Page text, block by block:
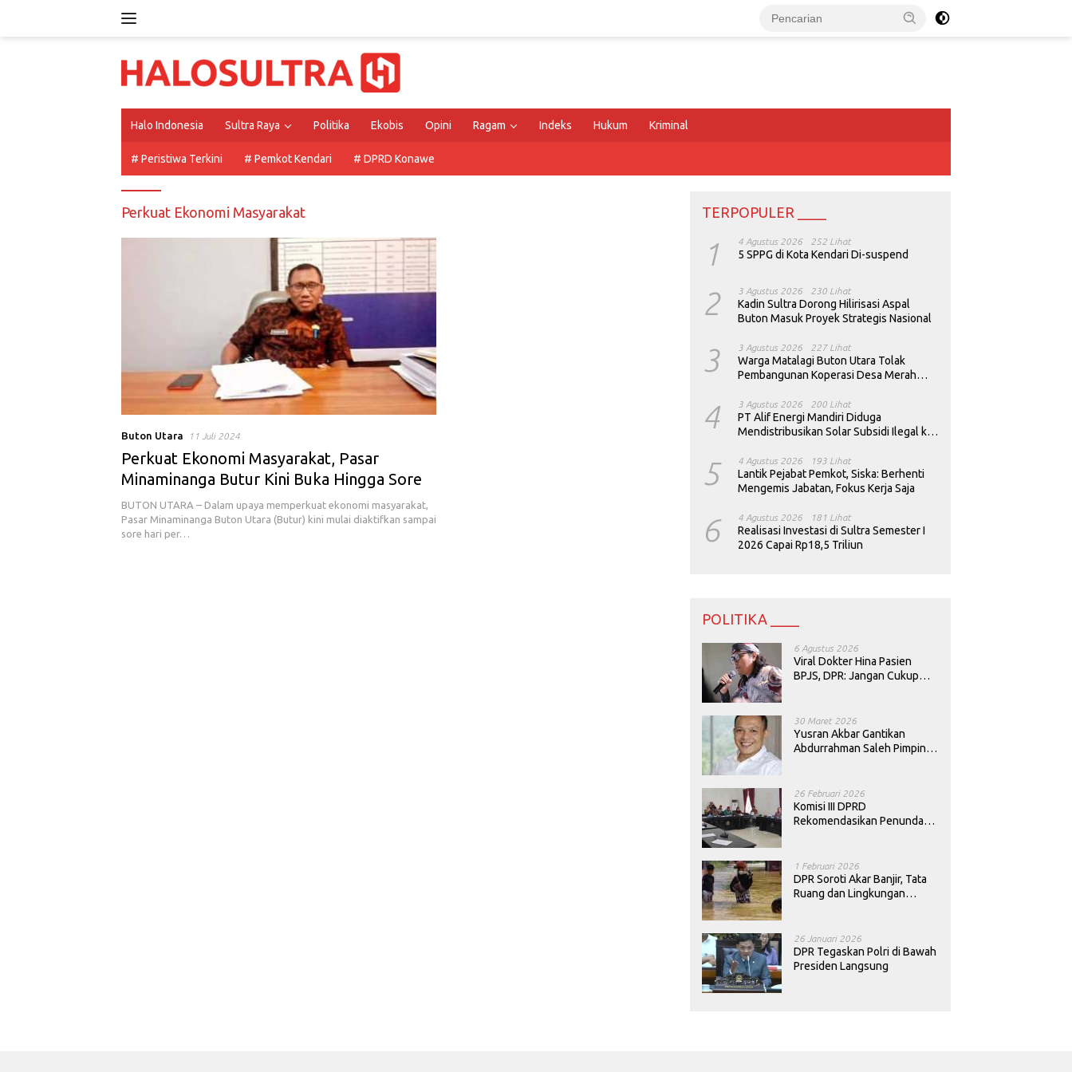
Halo Indonesia Sultra Raya Politika Ekobis Opini Ragam Indeks Hukum Kriminal
# Peristiwa Terkini # Pemkot Kendari # DPRD Konawe
Perkuat Ekonomi Masyarakat
Buton Utara 11 Juli 2024
Perkuat Ekonomi Masyarakat, Pasar
Minaminanga Butur Kini Buka Hingga Sore
BUTON UTARA – Dalam upaya memperkuat ekonomi masyarakat,
Pasar Minaminanga Buton Utara (Butur) kini mulai diaktifkan sampai
sore hari per…
TERPOPULER ____
1 4 Agustus 2026 252 Lihat
5 SPPG di Kota Kendari Di-suspend
2 3 Agustus 2026 230 Lihat
Kadin Sultra Dorong Hilirisasi Aspal
Buton Masuk Proyek Strategis Nasional
3 3 Agustus 2026 227 Lihat
Warga Matalagi Buton Utara Tolak
Pembangunan Koperasi Desa Merah
4 3 Agustus 2026 200 Lihat
PT Alif Energi Mandiri Diduga
Mendistribusikan Solar Subsidi Ilegal ke
5 4 Agustus 2026 193 Lihat
Lantik Pejabat Pemkot, Siska: Berhenti
Mengemis Jabatan, Fokus Kerja Saja
6 4 Agustus 2026 181 Lihat
Realisasi Investasi di Sultra Semester I
2026 Capai Rp18,5 Triliun
POLITIKA ____
6 Agustus 2026
Viral Dokter Hina Pasien
BPJS, DPR: Jangan Cukup
30 Maret 2026
Yusran Akbar Gantikan
Abdurrahman Saleh Pimpin
26 Februari 2026
Komisi III DPRD
Rekomendasikan Penundaan
1 Februari 2026
DPR Soroti Akar Banjir, Tata
Ruang dan Lingkungan
26 Januari 2026
DPR Tegaskan Polri di Bawah
Presiden Langsung